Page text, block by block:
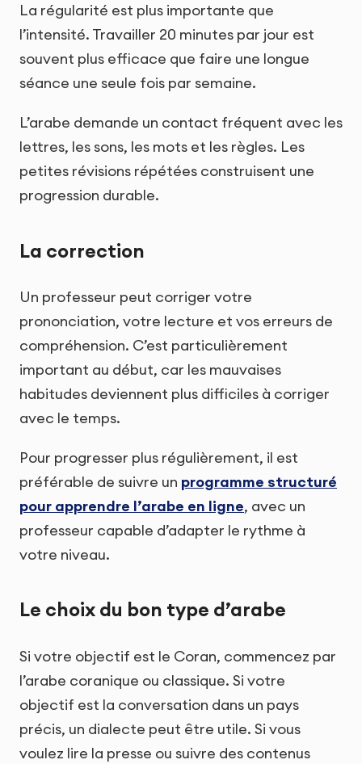
La régularité est plus importante que
l’intensité. Travailler 20 minutes par jour est
souvent plus efficace que faire une longue
séance une seule fois par semaine.
L’arabe demande un contact fréquent avec les
lettres, les sons, les mots et les règles. Les
petites révisions répétées construisent une
progression durable.
La correction
Un professeur peut corriger votre
prononciation, votre lecture et vos erreurs de
compréhension. C’est particulièrement
important au début, car les mauvaises
habitudes deviennent plus difficiles à corriger
avec le temps.
Pour progresser plus régulièrement, il est
préférable de suivre un programme structuré
pour apprendre l’arabe en ligne, avec un
professeur capable d’adapter le rythme à
votre niveau.
Le choix du bon type d’arabe
Si votre objectif est le Coran, commencez par
l’arabe coranique ou classique. Si votre
objectif est la conversation dans un pays
précis, un dialecte peut être utile. Si vous
voulez lire la presse ou suivre des contenus